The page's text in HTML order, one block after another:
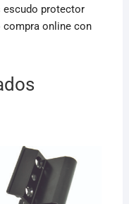
escudo protector
compra online con